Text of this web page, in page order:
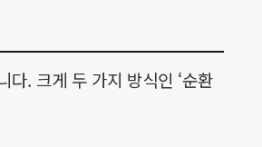
. 크게 두 가지 방식인 ‘순환